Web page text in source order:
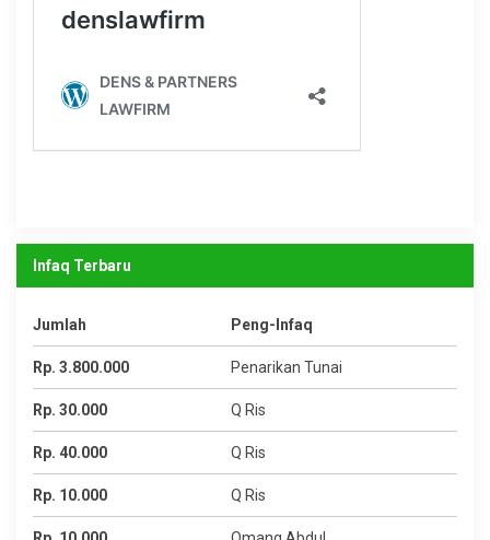
Infaq Terbaru
Jumlah Peng-Infaq
Rp. 3.800.000 Penarikan Tunai
Rp. 30.000 Q Ris
Rp. 40.000 Q Ris
Rp. 10.000 Q Ris